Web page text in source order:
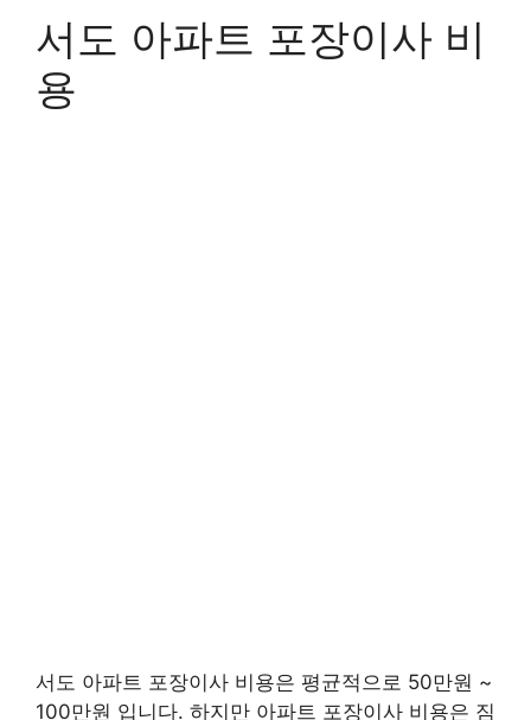
서도 아파트 포장이사 비
용
서도 아파트 포장이사 비용은 평균적으로 50만원 ~
100만원 입니다. 하지만 아파트 포장이사 비용은 짐